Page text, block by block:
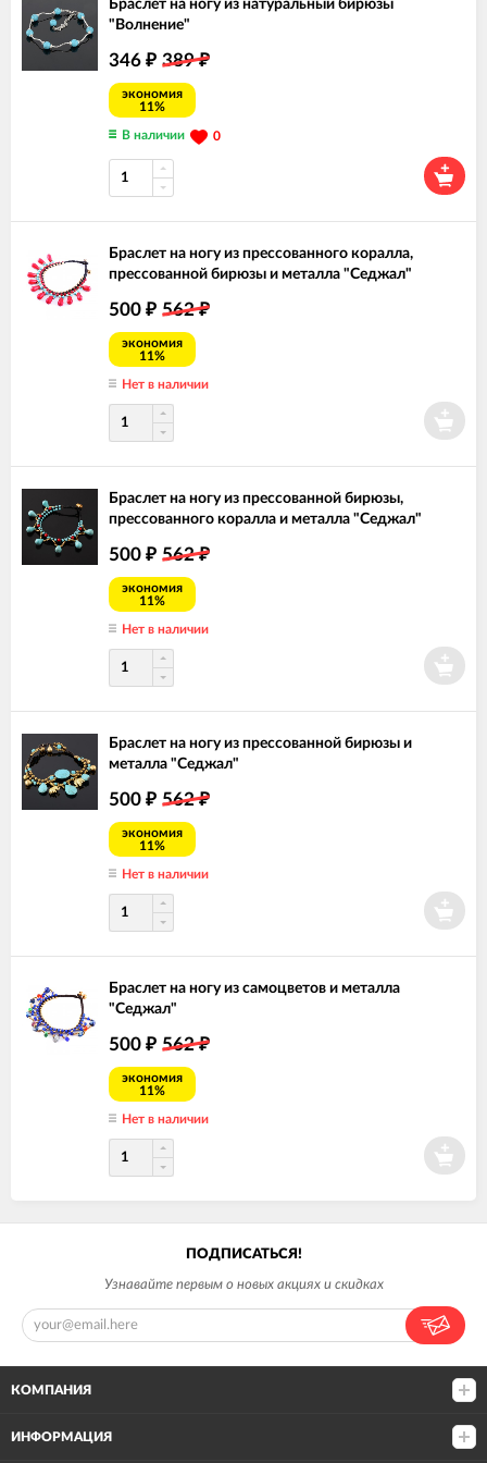
Браслет на ногу из натуральный бирюзы
"Волнение"
346 ₽ 389₽
экономия
11%
В наличии 0
Браслет на ногу из прессованного коралла,
прессованной бирюзы и металла "Седжал"
500 ₽ 562₽
экономия
11%
Нет в наличии
Браслет на ногу из прессованной бирюзы,
прессованного коралла и металла "Седжал"
500 ₽ 562₽
экономия
11%
Нет в наличии
Браслет на ногу из прессованной бирюзы и
металла "Седжал"
500 ₽ 562₽
экономия
11%
Нет в наличии
Браслет на ногу из самоцветов и металла
"Седжал"
500 ₽ 562₽
экономия
11%
Нет в наличии
ПОДПИСАТЬСЯ!
Узнавайте первым о новых акциях и скидках
КОМПАНИЯ
ИНФОРМАЦИЯ